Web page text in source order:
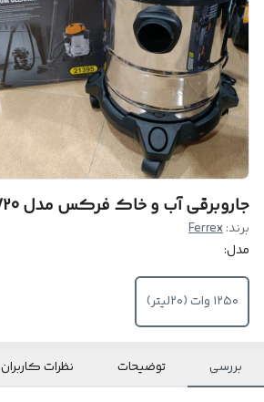
جاروبرقی آب و خاک فرکس مدل F-WDV20
برند:Ferrex
مدل:
۱۲۵۰ وات (۲۰لیتر)
بررسی توضیحات نظرات کاربران